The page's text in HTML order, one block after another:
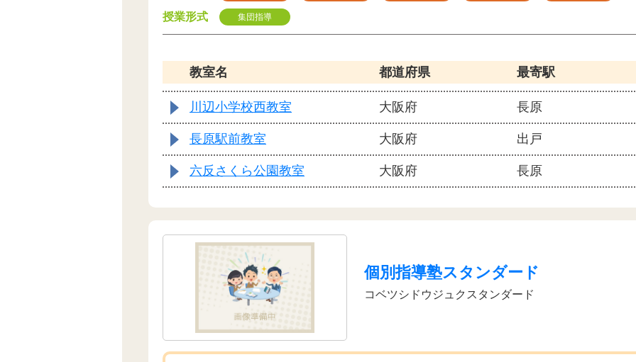
授業形式 集団指導
教室名 都道府県 最寄駅
川辺小学校西教室 大阪府 長原
長原駅前教室 大阪府 出戸
六反さくら公園教室 大阪府 長原
個別指導塾スタンダード
コベツシドウジュクスタンダード